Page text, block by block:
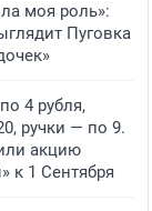
моя роль»:
Пуговка
4 рубля,
ручки — по 9.
акцию
к 1 Сентября